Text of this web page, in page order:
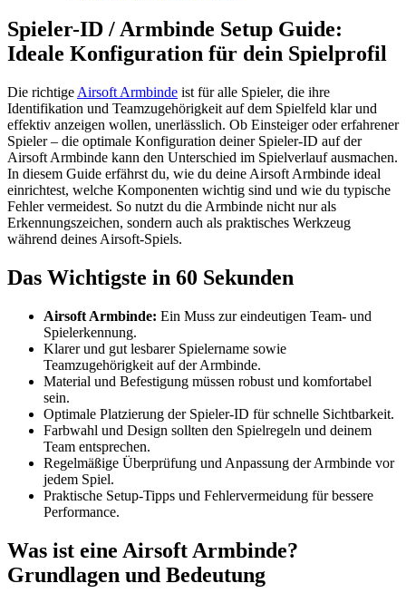
Spieler-ID / Armbinde Setup Guide:
Ideale Konfiguration für dein Spielprofil
Die richtige Airsoft Armbinde ist für alle Spieler, die ihre
Identifikation und Teamzugehörigkeit auf dem Spielfeld klar und
effektiv anzeigen wollen, unerlässlich. Ob Einsteiger oder erfahrener
Spieler – die optimale Konfiguration deiner Spieler-ID auf der
Airsoft Armbinde kann den Unterschied im Spielverlauf ausmachen.
In diesem Guide erfährst du, wie du deine Airsoft Armbinde ideal
einrichtest, welche Komponenten wichtig sind und wie du typische
Fehler vermeidest. So nutzt du die Armbinde nicht nur als
Erkennungszeichen, sondern auch als praktisches Werkzeug
während deines Airsoft-Spiels.
Das Wichtigste in 60 Sekunden
Airsoft Armbinde: Ein Muss zur eindeutigen Team- und
Spielerkennung.
Klarer und gut lesbarer Spielername sowie
Teamzugehörigkeit auf der Armbinde.
Material und Befestigung müssen robust und komfortabel
sein.
Optimale Platzierung der Spieler-ID für schnelle Sichtbarkeit.
Farbwahl und Design sollten den Spielregeln und deinem
Team entsprechen.
Regelmäßige Überprüfung und Anpassung der Armbinde vor
jedem Spiel.
Praktische Setup-Tipps und Fehlervermeidung für bessere
Performance.
Was ist eine Airsoft Armbinde?
Grundlagen und Bedeutung